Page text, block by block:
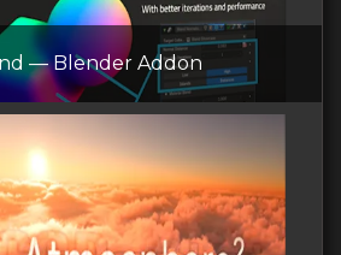
— Blender Addon